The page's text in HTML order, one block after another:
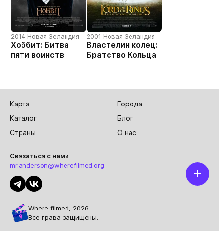
2014 Новая Зеландия
Хоббит: Битва
пяти воинств
2001 Новая Зеландия
Властелин колец:
Братство Кольца
Карта
Города
Каталог
Блог
Страны
О нас
Связаться с нами
mr.anderson@wherefilmed.org
Where filmed, 2026
Все права защищены.